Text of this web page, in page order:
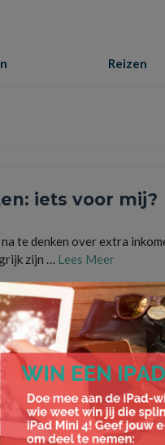
Reizen
iets voor mij?
te denken over extra
zijn … Lees Meer
,besparen,bijverdienen,bijverdiensten,
lasten,werken zakelijk